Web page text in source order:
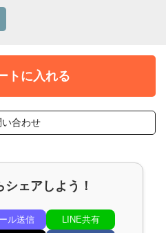
トに入れる
い合わせ
ェアしよう！
ル送信
LINE共有